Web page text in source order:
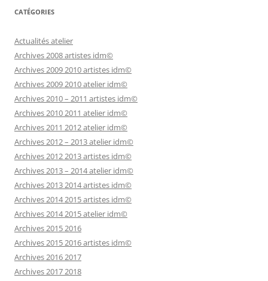
CATÉGORIES
Actualités atelier
Archives 2008 artistes idm©
Archives 2009 2010 artistes idm©
Archives 2009 2010 atelier idm©
Archives 2010 – 2011 artistes idm©
Archives 2010 2011 atelier idm©
Archives 2011 2012 atelier idm©
Archives 2012 – 2013 atelier idm©
Archives 2012 2013 artistes idm©
Archives 2013 – 2014 atelier idm©
Archives 2013 2014 artistes idm©
Archives 2014 2015 artistes idm©
Archives 2014 2015 atelier idm©
Archives 2015 2016
Archives 2015 2016 artistes idm©
Archives 2016 2017
Archives 2017 2018